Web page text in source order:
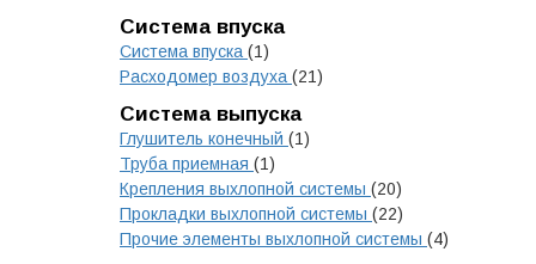
Система впуска
Система впуска (1)
Расходомер воздуха (21)
Система выпуска
Глушитель конечный (1)
Труба приемная (1)
Крепления выхлопной системы (20)
Прокладки выхлопной системы (22)
Прочие элементы выхлопной системы (4)